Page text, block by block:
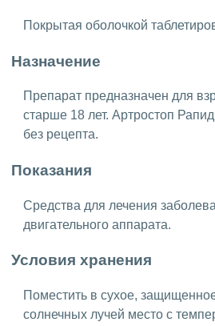
Покрытая оболочкой
Назначение
Препарат предназначен для
старше 18 лет. Артростоп
без рецепта.
Показания
Средства для лечения
двигательного аппарата.
Условия хранения
Поместить в сухое,
солнечных лучей место с